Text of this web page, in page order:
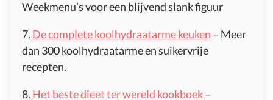
Weekmenu’s voor een blijvend slank figuur
7. De complete koolhydraatarme keuken – Meer
dan 300 koolhydraatarme en suikervrije
recepten.
8. Het beste dieet ter wereld kookboek–